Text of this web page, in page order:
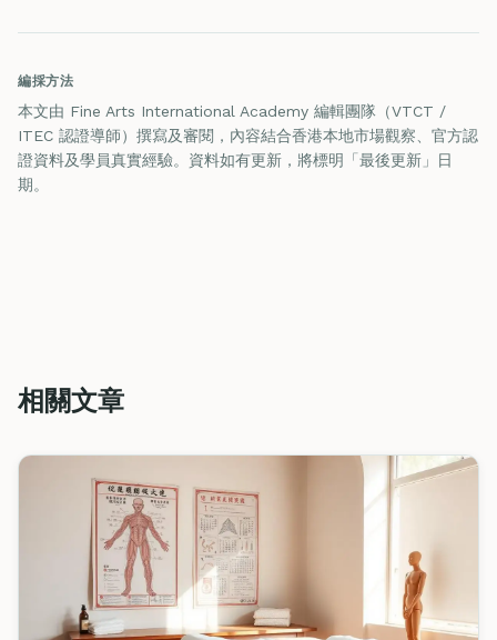
編採方法
本文由 Fine Arts International Academy 編輯團隊（VTCT /
ITEC 認證導師）撰寫及審閱，內容結合香港本地市場觀察、官方認
證資料及學員真實經驗。資料如有更新，將標明「最後更新」日
期。
相關文章